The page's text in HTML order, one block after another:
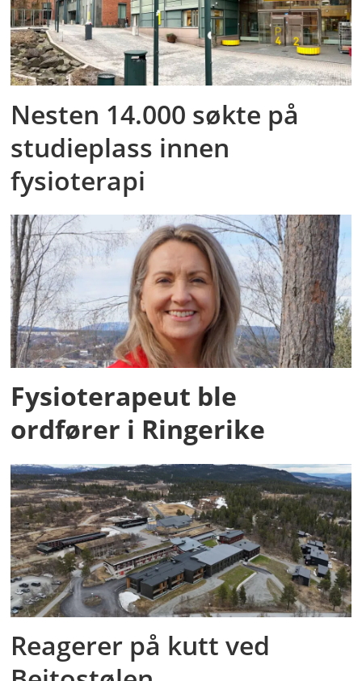
Nesten 14.000 søkte på
studieplass innen
fysioterapi
Fysioterapeut ble
ordfører i Ringerike
Reagerer på kutt ved